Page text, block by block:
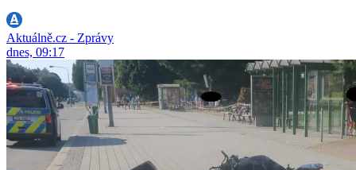
Aktuálně.cz - Zprávy
dnes, 09:17